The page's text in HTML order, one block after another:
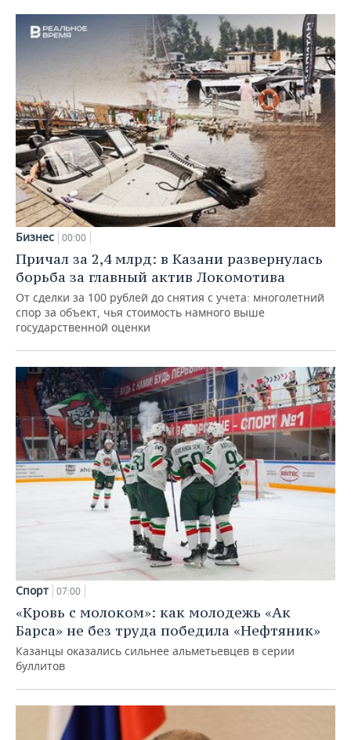
Бизнес 00:00
Причал за 2,4 млрд: в Казани развернулась
борьба за главный актив Локомотива
От сделки за 100 рублей до снятия с учета: многолетний
спор за объект, чья стоимость намного выше
государственной оценки
Спорт 07:00
«Кровь с молоком»: как молодежь «Ак
Барса» не без труда победила «Нефтяник»
Казанцы оказались сильнее альметьевцев в серии
буллитов